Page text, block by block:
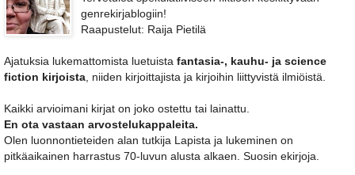
genrekirjablogiin!
Raapustelut: Raija Pietilä
Ajatuksia lukemattomista luetuista fantasia-, kauhu- ja science
fiction kirjoista , niiden kirjoittajista ja kirjoihin liittyvistä ilmiöistä.
Kaikki arvioimani kirjat on joko ostettu tai lainattu.
En ota vastaan arvostelukappaleita.
Olen luonnontieteiden alan tutkija Lapista ja lukeminen on
pitkäaikainen harrastus 70-luvun alusta alkaen. Suosin ekirjoja.